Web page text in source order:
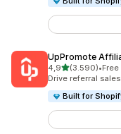
UpPromote
4,9de 5 estrelas
(3.590)
3590 total de•
Drive referral
Built for